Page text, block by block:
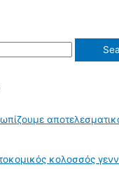
κολοσσός